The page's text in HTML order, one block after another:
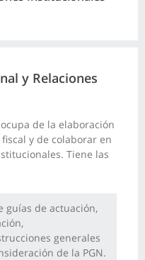
y Relaciones
de la elaboración
y de colaborar en
Tiene las
guías de actuación,
generales
de la PGN.